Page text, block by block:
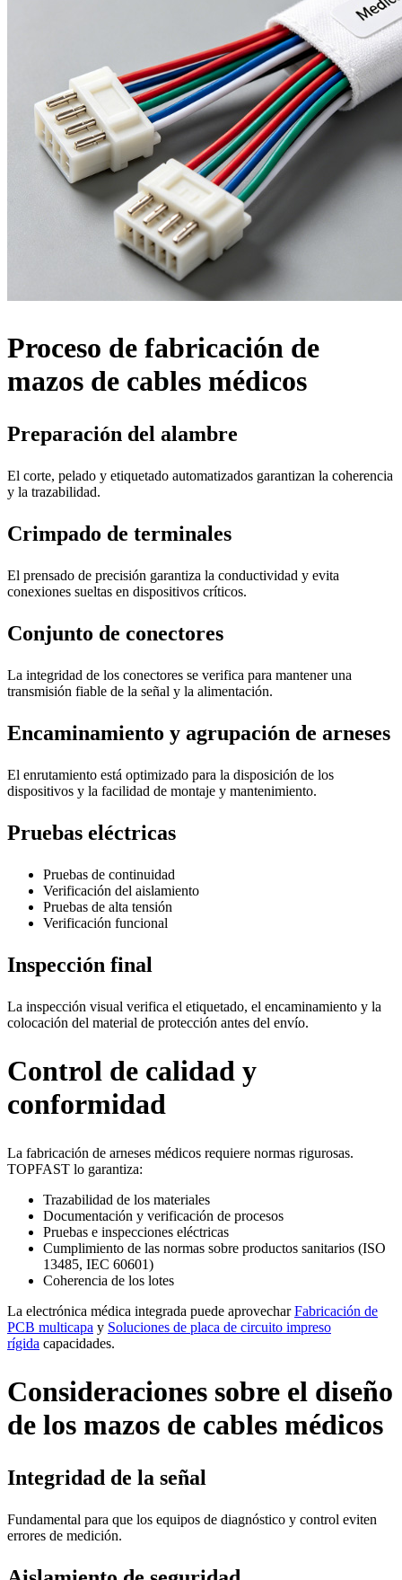
Proceso de fabricación de
mazos de cables médicos
Preparación del alambre
El corte, pelado y etiquetado automatizados garantizan la coherencia
y la trazabilidad.
Crimpado de terminales
El prensado de precisión garantiza la conductividad y evita
conexiones sueltas en dispositivos críticos.
Conjunto de conectores
La integridad de los conectores se verifica para mantener una
transmisión fiable de la señal y la alimentación.
Encaminamiento y agrupación de arneses
El enrutamiento está optimizado para la disposición de los
dispositivos y la facilidad de montaje y mantenimiento.
Pruebas eléctricas
Pruebas de continuidad
Verificación del aislamiento
Pruebas de alta tensión
Verificación funcional
Inspección final
La inspección visual verifica el etiquetado, el encaminamiento y la
colocación del material de protección antes del envío.
Control de calidad y
conformidad
La fabricación de arneses médicos requiere normas rigurosas.
TOPFAST lo garantiza:
Trazabilidad de los materiales
Documentación y verificación de procesos
Pruebas e inspecciones eléctricas
Cumplimiento de las normas sobre productos sanitarios (ISO
13485, IEC 60601)
Coherencia de los lotes
La electrónica médica integrada puede aprovecharFabricación de
PCB multicapa y Soluciones de placa de circuito impreso
rígida capacidades.
Consideraciones sobre el diseño
de los mazos de cables médicos
Integridad de la señal
Fundamental para que los equipos de diagnóstico y control eviten
errores de medición.